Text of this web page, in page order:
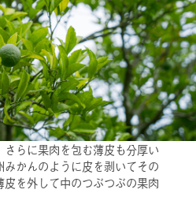
らに果肉を包む薄皮も分厚い
かんのように皮を剥いてその
を外して中のつぶつぶの果肉